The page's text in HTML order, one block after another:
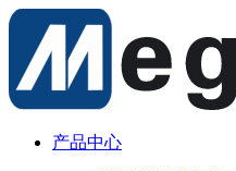
产品中心